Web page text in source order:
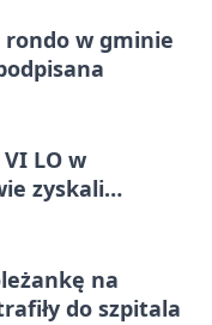
w gminie
LO w
zyskali
na
do szpitala